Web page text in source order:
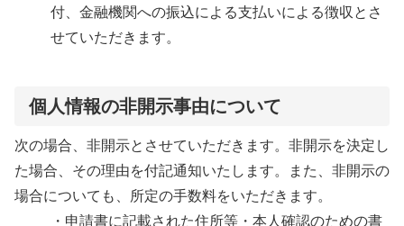
付、金融機関への振込による支払いによる徴収とさ
せていただきます。
個人情報の非開示事由について
次の場合、非開示とさせていただきます。非開示を決定し
た場合、その理由を付記通知いたします。また、非開示の
場合についても、所定の手数料をいただきます。
・申請書に記載された住所等・本人確認のための書